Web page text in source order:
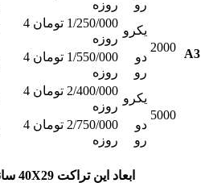
A3
رو
روزه
2000
یکرو
1/250/000 تومان 4
روزه
دو
رو
1/550/000 تومان 4
روزه
5000
یکرو
2/400/000 تومان 4
روزه
دو
رو
2/750/000 تومان 4
روزه
ابعاد این تراکت 40X29 سانتی متر است